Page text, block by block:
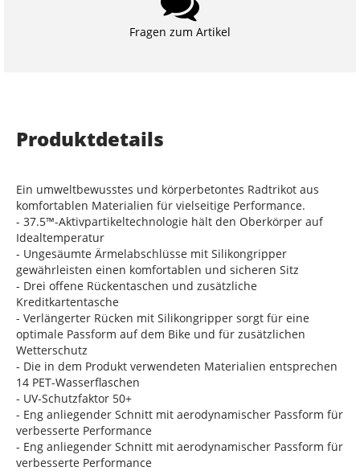
Fragen zum Artikel
Produktdetails
Ein umweltbewusstes und körperbetontes Radtrikot aus
komfortablen Materialien für vielseitige Performance.
- 37.5™-Aktivpartikeltechnologie hält den Oberkörper auf
Idealtemperatur
- Ungesäumte Ärmelabschlüsse mit Silikongripper
gewährleisten einen komfortablen und sicheren Sitz
- Drei offene Rückentaschen und zusätzliche
Kreditkartentasche
- Verlängerter Rücken mit Silikongripper sorgt für eine
optimale Passform auf dem Bike und für zusätzlichen
Wetterschutz
- Die in dem Produkt verwendeten Materialien entsprechen
14 PET-Wasserflaschen
- UV-Schutzfaktor 50+
- Eng anliegender Schnitt mit aerodynamischer Passform für
verbesserte Performance
- Eng anliegender Schnitt mit aerodynamischer Passform für
verbesserte Performance